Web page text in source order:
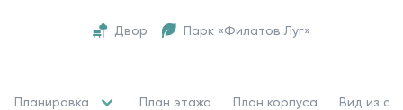
Двор Парк «Филатов Луг»
Планировка План этажа План корпуса Вид из